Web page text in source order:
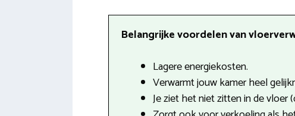
Belangrijke voordelen van
Lagere energiekosten.
Verwarmt jouw kamer heel
Je ziet het niet zitten in de vloer